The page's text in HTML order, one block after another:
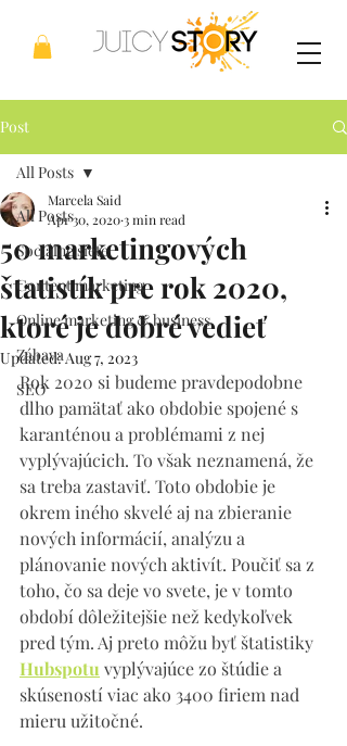
Post
All Posts
Sociálne siete
Content marketing
Online marketing & business
Zábava
SEO
All Posts
50 marketingových
štatistík pre rok 2020,
ktoré je dobré vedieť
Marcela Said
Apr 30, 20203 min read
Updated:Aug 7, 2023
Rok 2020 si budeme pravdepodobne
dlho pamätať ako obdobie spojené s
karanténou a problémami z nej
vyplývajúcich. To však neznamená, že
sa treba zastaviť. Toto obdobie je
okrem iného skvelé aj na zbieranie
nových informácií, analýzu a
plánovanie nových aktivít. Poučiť sa z
toho, čo sa deje vo svete, je v tomto
období dôležitejšie než kedykoľvek
pred tým. Aj preto môžu byť štatistiky
Hubspotu vyplývajúce zo štúdie a
skúseností viac ako 3400 firiem nad
mieru užitočné.